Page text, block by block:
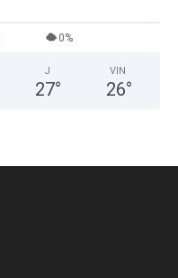
0%
J
27°
VIN
26°